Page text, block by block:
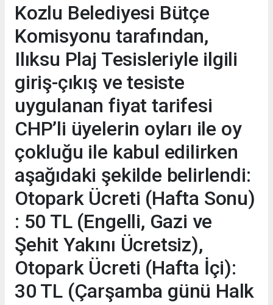
Kozlu Belediyesi Bütçe
Komisyonu tarafından,
Ilıksu Plaj Tesisleriyle ilgili
giriş-çıkış ve tesiste
uygulanan fiyat tarifesi
CHP’li üyelerin oyları ile oy
çokluğu ile kabul edilirken
aşağıdaki şekilde belirlendi:
Otopark Ücreti (Hafta Sonu)
: 50 TL (Engelli, Gazi ve
Şehit Yakını Ücretsiz),
Otopark Ücreti (Hafta İçi):
30 TL (Çarşamba günü Halk